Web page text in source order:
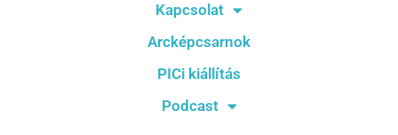
Kapcsolat
Arcképcsarnok
PICi kiállítás
Podcast